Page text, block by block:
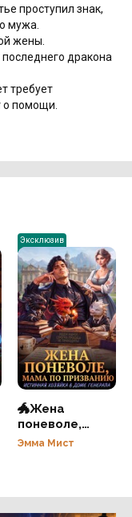
проступил знак,
мужа.
жены.
дракона
требует
о помощи.
Эксклюзив
🐲Жена
поневоле,
мама по
генерала
Эмма Мист